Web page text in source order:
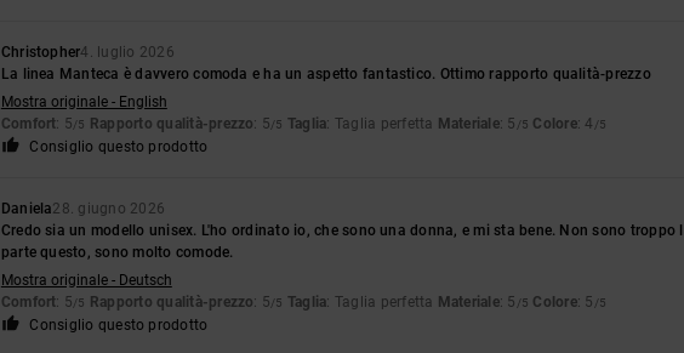
Christopher4. luglio 2026
La linea Manteca è davvero comoda e ha un aspetto fantastico. Ottimo rapporto qualità-prezzo
Mostra originale - English
Comfort: 5/5 Rapporto qualità-prezzo: 5/5 Taglia: Taglia perfetta Materiale: 5 /5 Colore: 4 /5
Consiglio questo prodotto
Daniela28. giugno 2026
Credo sia un modello unisex. L'ho ordinato io, che sono una donna, e mi sta bene. Non sono
parte questo, sono molto comode.
Mostra originale - Deutsch
Comfort: 5/5 Rapporto qualità-prezzo: 5/5 Taglia: Taglia perfetta Materiale: 5 /5 Colore: 5 /5
Consiglio questo prodotto